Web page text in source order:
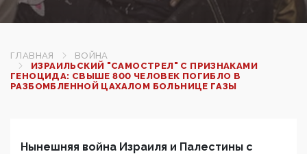
ГЛАВНАЯ
ВОЙНА
ИЗРАИЛЬСКИЙ "САМОСТРЕЛ" С ПРИЗНАКАМИ
ГЕНОЦИДА: СВЫШЕ 800 ЧЕЛОВЕК ПОГИБЛО В
РАЗБОМБЛЕННОЙ ЦАХАЛОМ БОЛЬНИЦЕ ГАЗЫ
Нынешняя война Израиля и Палестины с